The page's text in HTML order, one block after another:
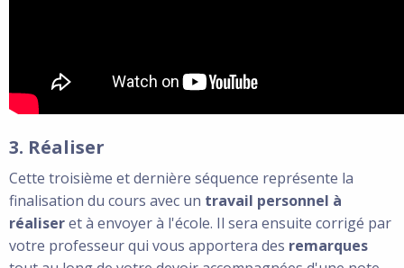
3. Réaliser
Cette troisième et dernière séquence représente la
finalisation du cours avec un travail personnel à
réaliseret à envoyer à l'école. Il sera ensuite corrigé par
votre professeur qui vous apportera des remarques